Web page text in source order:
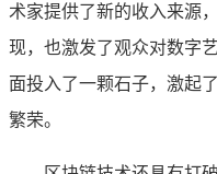
术家提供了新的收入来源
现，也激发了观众对数字
面投入了一颗石子，激起
繁荣。